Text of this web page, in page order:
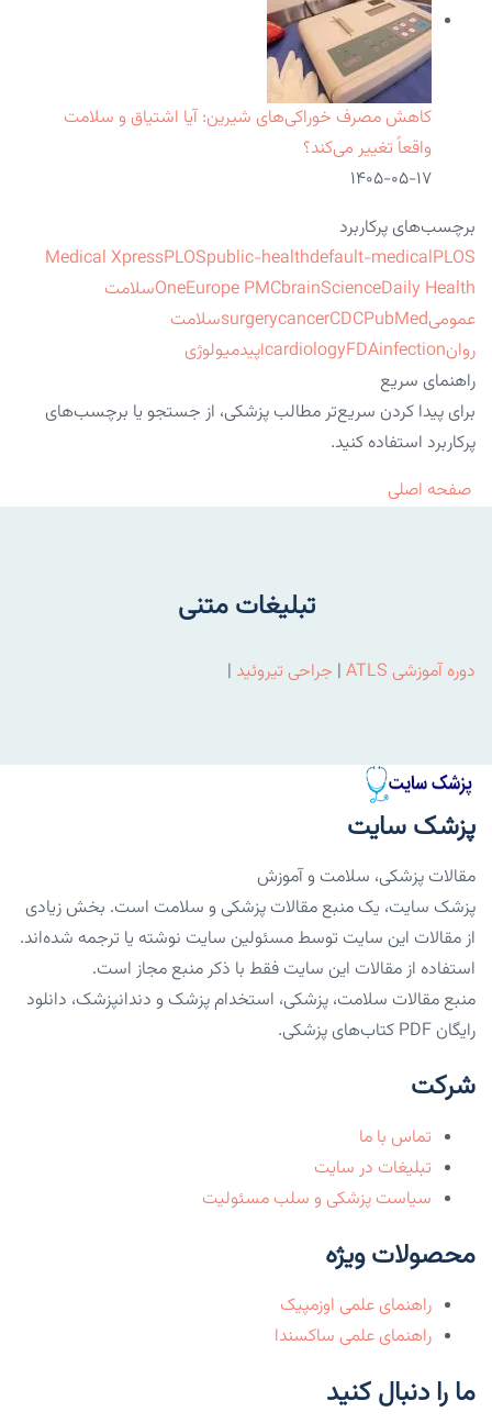
کاهش مصرف خوراکی‌های شیرین: آیا اشتیاق و سلامت
واقعاً تغییر می‌کند؟
۱۴۰۵-۰۵-۱۷
برچسب‌های پرکاربرد
Medical XpressPLOSpublic-healthdefault-medicalPLOS
OneEurope PMCbrainScienceDaily Health
سلامت
عمومی
surgerycancerCDCPubMed
سلامت
روان
cardiologyFDAinfection
اپیدمیولوژی
راهنمای سریع
برای پیدا کردن سریع‌تر مطالب پزشکی، از جستجو یا برچسب‌های
پرکاربرد استفاده کنید.
صفحه اصلی
تبلیغات متنی
دوره آموزشی ATLS | جراحی تیروئید |
پزشک سایت
مقالات پزشکی، سلامت و آموزش
پزشک سایت، یک منبع مقالات پزشکی و سلامت است. بخش زیادی
از مقالات این سایت توسط مسئولین سایت نوشته یا ترجمه شده‌اند.
استفاده از مقالات این سایت فقط با ذکر منبع مجاز است.
منبع مقالات سلامت، پزشکی، استخدام پزشک و دندانپزشک، دانلود
رایگان PDF کتاب‌های پزشکی.
شرکت
تماس با ما
تبلیغات در سایت
سیاست پزشکی و سلب مسئولیت
محصولات ویژه
راهنمای علمی اوزمپیک
راهنمای علمی ساکسندا
ما را دنبال کنید